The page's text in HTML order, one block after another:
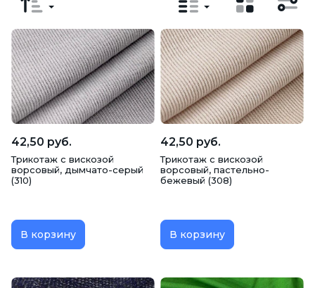
Трикотаж с ворсом (на меху)
Трикотаж с люрексом
42,50 руб.
Трикотаж с вискозой
ворсовый, дымчато-серый
(310)
В корзину
42,50 руб.
Трикотаж с вискозой
ворсовый, пастельно-
бежевый (308)
В корзину